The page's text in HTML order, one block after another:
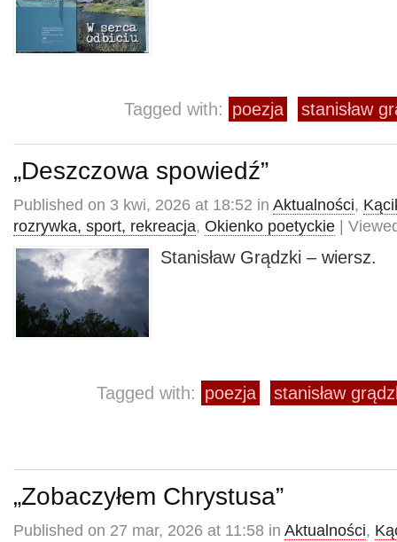
Tagged with: poezja stanisław
„Deszczowa spowiedź”
Published on 3 kwi, 2026 at 18:52 in Aktualności,
rozrywka, sport, rekreacja, Okienko poetyckie |
Stanisław Grądzki – wiersz.
Tagged with: poezja stanisław
„Zobaczyłem Chrystusa”
Published on 27 mar, 2026 at 11:58 in Aktualności,